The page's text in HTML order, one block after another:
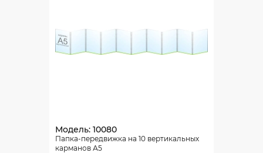
Модель: 10080
Папка-передвижка на 10 вертикальных
карманов А5